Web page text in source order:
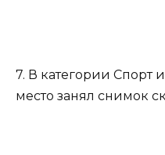
7. В категории Спорт
место занял снимок